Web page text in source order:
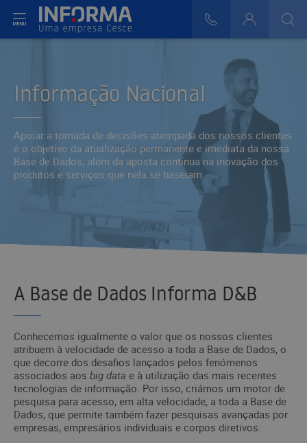
808 29 30 29
Login
Informação Nacional
Apoiar a tomada de decisões atempada dos nossos clientes
é o objetivo da atualização permanente e imediata da nossa
Base de Dados, além da aposta contínua na inovação dos
produtos e serviços que nela se baseiam.
A Base de Dados Informa D&B
Conhecemos igualmente o valor que os nossos clientes
atribuem à velocidade de acesso a toda a Base de Dados, o
que decorre dos desafios lançados pelos fenómenos
associados aos big data e à utilização das mais recentes
tecnologias de informação. Por isso, criámos um motor de
pesquisa para acesso, em alta velocidade, a toda a Base de
Dados, que permite também fazer pesquisas avançadas por
empresas, empresários individuais e corpos diretivos.